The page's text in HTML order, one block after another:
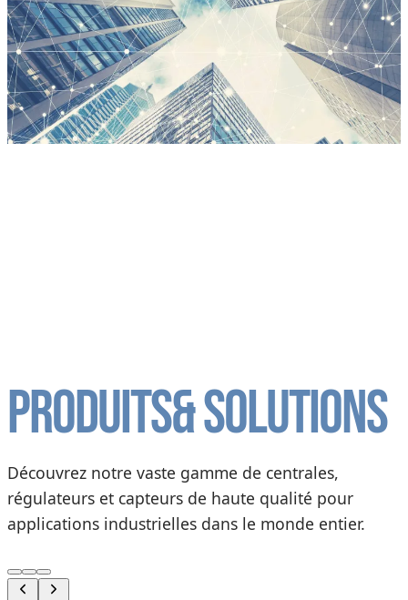
Produits& solutions
Découvrez notre vaste gamme de centrales,
régulateurs et capteurs de haute qualité pour
applications industrielles dans le monde entier.